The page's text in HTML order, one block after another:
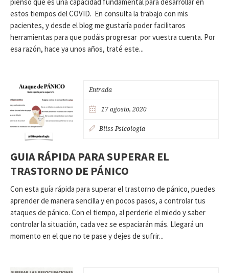
pienso que es una capacidad fundamental para desarrollar en
estos tiempos del COVID. En consulta la trabajo con mis
pacientes, y desde el blog me gustaría poder facilitaros
herramientas para que podáis progresar por vuestra cuenta. Por
esa razón, hace ya unos años, traté este...
Entrada
17 agosto, 2020
Bliss Psicología
GUIA RÁPIDA PARA SUPERAR EL
TRASTORNO DE PÁNICO
Con esta guía rápida para superar el trastorno de pánico, puedes
aprender de manera sencilla y en pocos pasos, a controlar tus
ataques de pánico. Con el tiempo, al perderle el miedo y saber
controlar la situación, cada vez se espaciarán más. Llegará un
momento en el que no te pase y dejes de sufrir...